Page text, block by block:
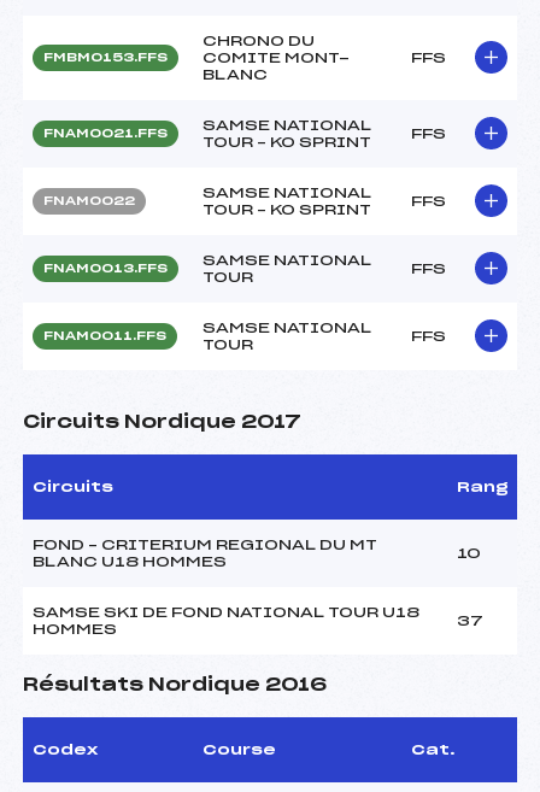
FMBM0153.FFS
CHRONO DU
COMITE MONT-
BLANC
FFS
FNAM0021.FFS
SAMSE NATIONAL
TOUR – KO SPRINT
FFS
FNAM0022
SAMSE NATIONAL
TOUR – KO SPRINT
FFS
FNAM0013.FFS
SAMSE NATIONAL
TOUR
FFS
FNAM0011.FFS
SAMSE NATIONAL
TOUR
FFS
Circuits Nordique 2017
Circuits Rang
FOND – CRITERIUM REGIONAL DU MT
BLANC U18 HOMMES
10
SAMSE SKI DE FOND NATIONAL TOUR U18
HOMMES
37
Résultats Nordique 2016
Codex Course Cat.